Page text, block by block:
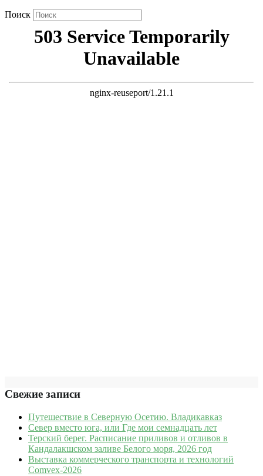
Поиск
Свежие записи
Путешествие в Северную Осетию. Владикавказ
Север вместо юга, или Где мои семнадцать лет
Терский берег. Расписание приливов и отливов в
Кандалакшском заливе Белого моря, 2026 год
Выставка коммерческого транспорта и технологий
Comvex-2026